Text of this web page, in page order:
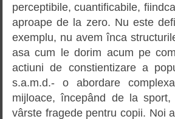
perceptibile, cuantificabile,
aproape de la zero. Nu este
exemplu, nu avem înca
asa cum le dorim acum pe
actiuni de constientizare a
s.a.m.d.- o abordare
mijloace, începând de la
vârste fragede pentru copii. Noi